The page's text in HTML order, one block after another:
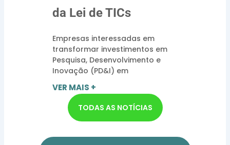
da Lei de TICs
Empresas interessadas em
transformar investimentos em
Pesquisa, Desenvolvimento e
Inovação (PD&I) em
VER MAIS +
TODAS AS NOTÍCIAS